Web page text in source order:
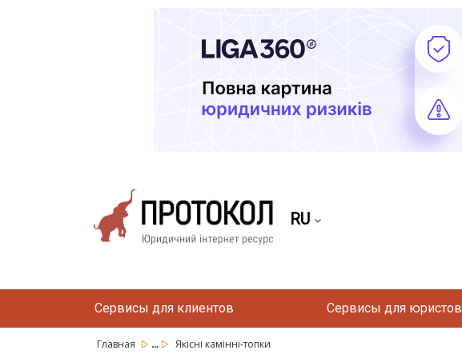
RU
Сервисы для клиентов Сервисы для юристов
Главная ... Якісні камінні-топки